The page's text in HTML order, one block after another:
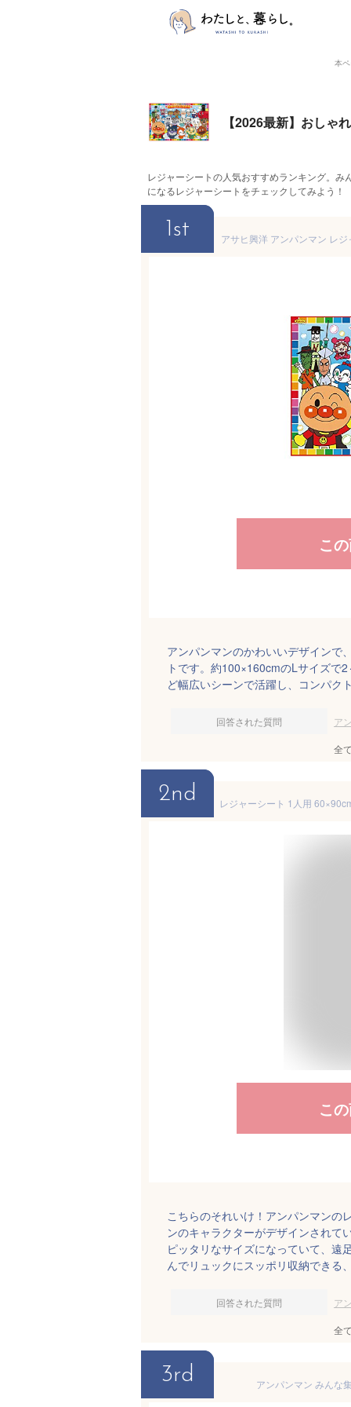
本
【2026最新】おしゃ
レジャーシートの人気おすすめランキング。
になるレジャーシートをチェックしてみよう！
1st アサヒ興洋 アンパンマン レ
こ
アンパンマンのかわいいデザインで
トです。約100×160cmのLサイズで
ど幅広いシーンで活躍し、コンパク
回答された質問 ア
全
2nd
こ
こちらのそれいけ！アンパンマンの
ンのキャラクターがデザインされて
ピッタリなサイズになっていて、遠
んでリュックにスッポリ収納できる
回答された質問 ア
全
3rd アンパンマン みんな